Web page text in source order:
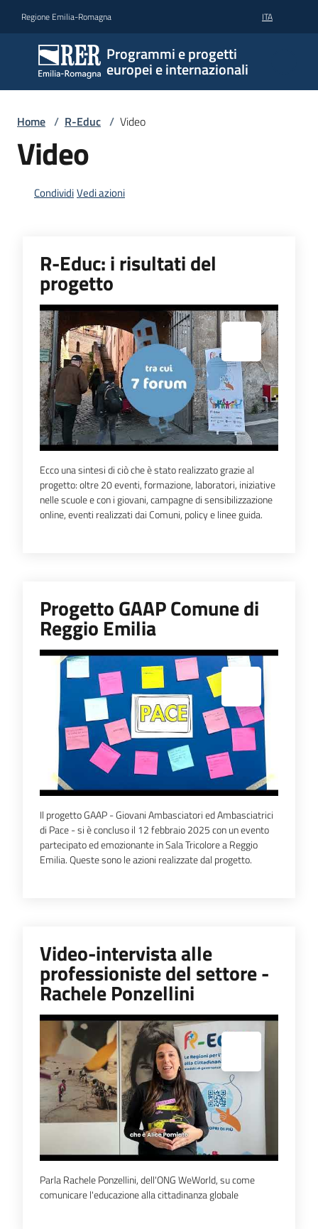
Regione Emilia-Romagna ITA
Programmi e progetti
europei e internazionali
Home / R-Educ / Video
Video
CondividiVedi azioni
R-Educ: i risultati del
progetto
Espandi popup
Ecco una sintesi di ciò che è stato realizzato grazie al
progetto: oltre 20 eventi, formazione, laboratori, iniziative
nelle scuole e con i giovani, campagne di sensibilizzazione
online, eventi realizzati dai Comuni, policy e linee guida.
Progetto GAAP Comune di
Reggio Emilia
Espandi popup
Il progetto GAAP - Giovani Ambasciatori ed Ambasciatrici
di Pace - si è concluso il 12 febbraio 2025 con un evento
partecipato ed emozionante in Sala Tricolore a Reggio
Emilia. Queste sono le azioni realizzate dal progetto.
Video-intervista alle
professioniste del settore -
Rachele Ponzellini
Espandi popup
Parla Rachele Ponzellini, dell'ONG WeWorld, su come
comunicare l'educazione alla cittadinanza globale